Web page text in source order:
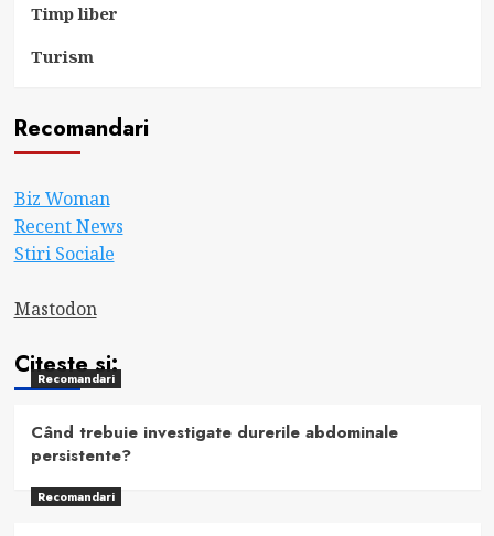
Timp liber
Turism
Recomandari
Biz Woman
Recent News
Stiri Sociale
Mastodon
Citeste si:
Recomandari
Când trebuie investigate durerile abdominale
persistente?
Recomandari